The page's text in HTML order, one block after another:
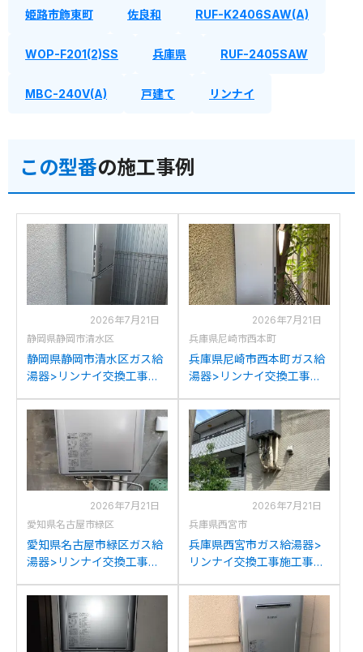
姫路市飾東町 佐良和 RUF-K2406SAW(A)
WOP-F201(2)SS 兵庫県 RUF-2405SAW
MBC-240V(A) 戸建て リンナイ
この型番の施工事例
2026年7月21日
静岡県静岡市清水区
静岡県静岡市清水区ガス給
湯器>リンナイ交換工事施
2428SAWXからリンナイ
RUF-K2406SAW(A)への交
換
2026年7月21日
兵庫県尼崎市西本町
兵庫県尼崎市西本町ガス給
湯器>リンナイ交換工事施
V2405AWからリンナイ
RUF-K2406SAW(A)への交
換
2026年7月21日
愛知県名古屋市緑区
愛知県名古屋市緑区ガス給
湯器>リンナイ交換工事施
C2446SAWXDからリンナ
イRUF-K2406SAW(A)への
2026年7月21日
兵庫県西宮市
兵庫県西宮市ガス給湯器>
リンナイ交換工事施工事
2414WKA-Kからリンナイ
RUF-K2406SAW(A)への交
換